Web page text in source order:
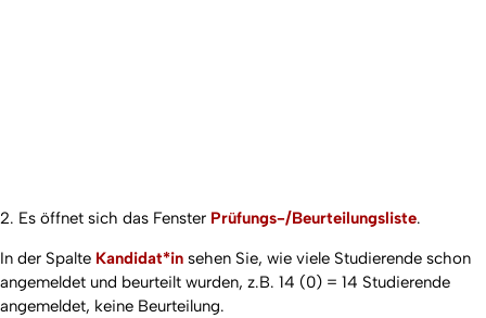
2. Es öffnet sich das Fenster Prüfungs-/Beurteilungsliste.
In der Spalte Kandidat*in sehen Sie, wie viele Studierende schon
angemeldet und beurteilt wurden, z.B. 14 (0) = 14 Studierende
angemeldet, keine Beurteilung.